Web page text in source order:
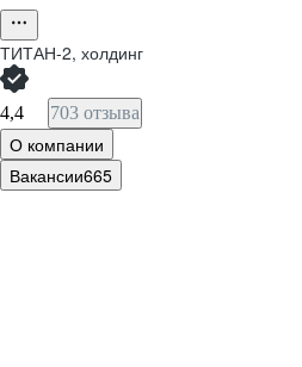
ТИТАН-2, холдинг
4,4 703 отзыва
О компании
Вакансии665